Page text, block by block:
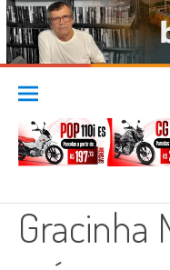
Skip
content
Gracinha